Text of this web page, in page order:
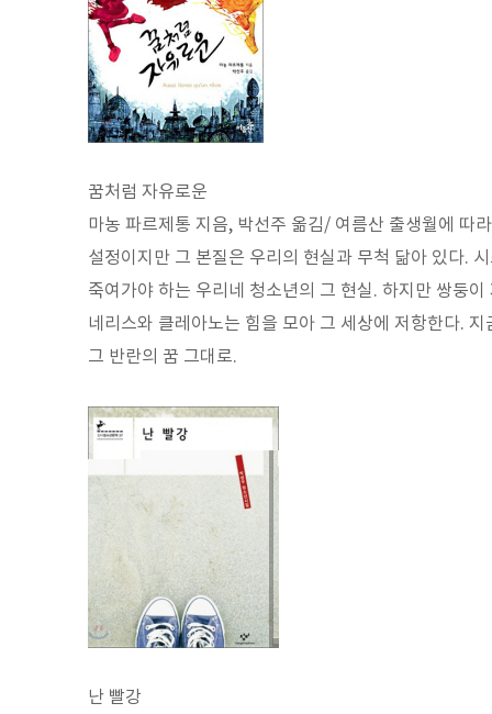
꿈처럼 자유로운
마농 파르제통 지음, 박선주 옮김/ 여름산 출생월에 따
설정이지만 그 본질은 우리의 현실과 무척 닮아 있다.
죽여가야 하는 우리네 청소년의 그 현실. 하지만 쌍둥
네리스와 클레아노는 힘을 모아 그 세상에 저항한다.
그 반란의 꿈 그대로.
난 빨강